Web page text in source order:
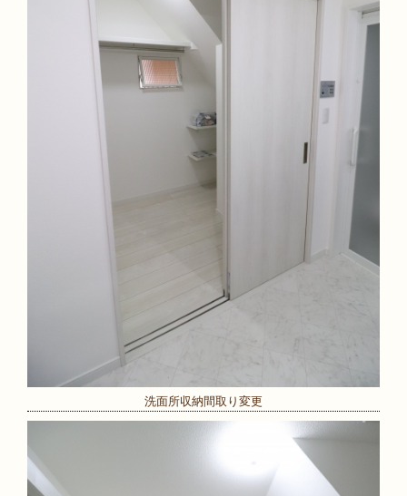
洗面所収納間取り変更